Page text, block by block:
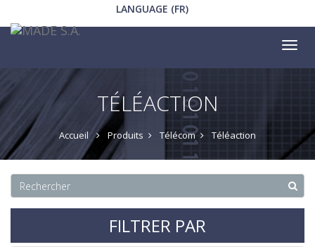
LANGUAGE (FR)
TÉLÉACTION
Accueil Produits Télécom Téléaction
FILTRER PAR